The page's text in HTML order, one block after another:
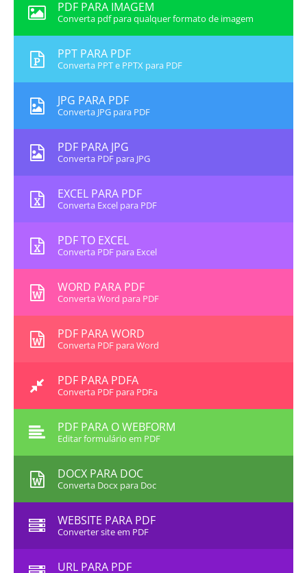
PDF PARA IMAGEM
Converta pdf para qualquer formato de imagem
PPT PARA PDF
Converta PPT e PPTX para PDF
JPG PARA PDF
Converta JPG para PDF
PDF PARA JPG
Converta PDF para JPG
EXCEL PARA PDF
Converta Excel para PDF
PDF TO EXCEL
Converta PDF para Excel
WORD PARA PDF
Converta Word para PDF
PDF PARA WORD
Converta PDF para Word
PDF PARA PDFA
Converta PDF para PDFa
PDF PARA O WEBFORM
Editar formulário em PDF
DOCX PARA DOC
Converta Docx para Doc
WEBSITE PARA PDF
Converter site em PDF
URL PARA PDF